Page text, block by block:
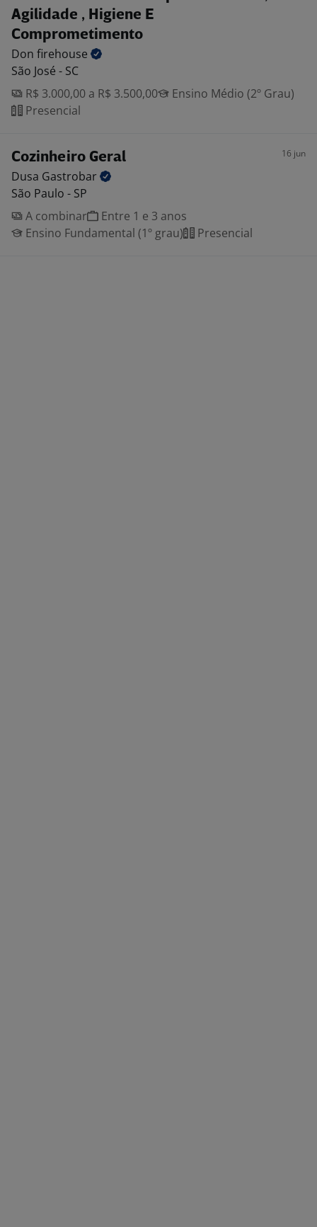
Agilidade , Higiene E
Comprometimento
Don firehouse
São José - SC
R$ 3.000,00 a R$ 3.500,00
Ensino Médio (2º Grau)
Presencial
Cozinheiro Geral 16 jun
Dusa Gastrobar
São Paulo - SP
A combinar
Entre 1 e 3 anos
Ensino Fundamental (1º grau)
Presencial